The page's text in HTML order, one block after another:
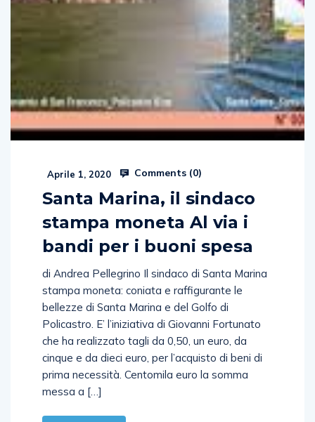
Aprile 1, 2020 Comments (0)
Santa Marina, il sindaco
stampa moneta Al via i
bandi per i buoni spesa
di Andrea Pellegrino Il sindaco di Santa Marina
stampa moneta: coniata e raffigurante le
bellezze di Santa Marina e del Golfo di
Policastro. E’ l’iniziativa di Giovanni Fortunato
che ha realizzato tagli da 0,50, un euro, da
cinque e da dieci euro, per l’acquisto di beni di
prima necessità. Centomila euro la somma
messa a […]